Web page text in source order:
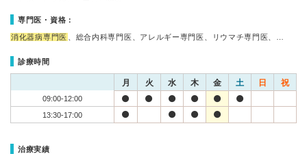
専門医・資格：
消化器病専門医 、総合内科専門医、アレルギー専門医、リウマチ専門医、…
診療時間
月 火 水 木 金 土 日 祝
09:00-12:00
13:30-17:00
治療実績